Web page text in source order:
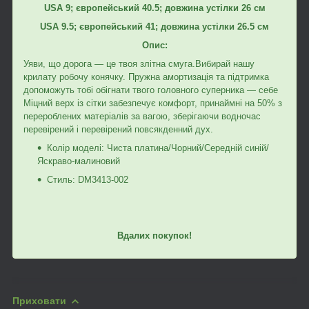
USA 9; європейський 40.5; довжина устілки 26 см
USA 9.5; європейський 41; довжина устілки 26.5 см
Опис:
Уяви, що дорога — це твоя злітна смуга.Вибирай нашу
крилату робочу конячку. Пружна амортизація та підтримка
допоможуть тобі обігнати твого головного суперника — себе
Міцний верх із сітки забезпечує комфорт, принаймні на 50% з
перероблених матеріалів за вагою, зберігаючи водночас
перевірений і перевірений повсякденний дух.
Колір моделі: Чиста платина/Чорний/Середній синій/
Яскраво-малиновий
Стиль: DM3413-002
Вдалих покупок!
Приховати